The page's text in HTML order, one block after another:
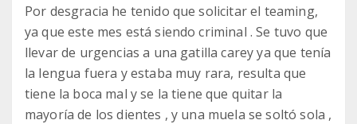
Por desgracia he tenido que solicitar el teaming,
ya que este mes está siendo criminal . Se tuvo que
llevar de urgencias a una gatilla carey ya que tenía
la lengua fuera y estaba muy rara, resulta que
tiene la boca mal y se la tiene que quitar la
mayoría de los dientes , y una muela se soltó sola ,